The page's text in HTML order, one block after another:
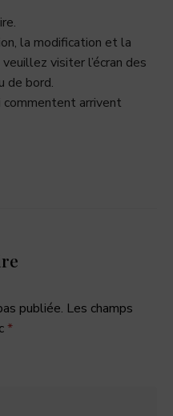
la modification et la
visiter l’écran des
de bord.
commentent arrivent
publiée. Les champs
*